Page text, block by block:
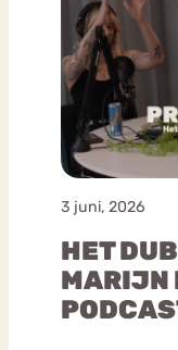
3 juni, 2026
HET
MARIJN